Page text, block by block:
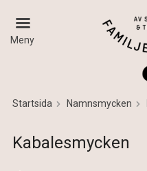
Meny
Startsida Namnsmycken
Kabalesmycken